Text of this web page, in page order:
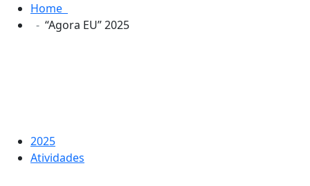
Home
“Agora EU” 2025
2025
Atividades